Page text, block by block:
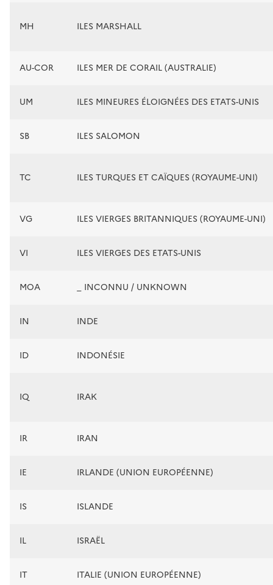
MH ILES MARSHALL
AU-COR ILES MER DE CORAIL (AUSTRALIE)
UM ILES MINEURES ÉLOIGNÉES DES ETATS-UNIS
SB ILES SALOMON
TC ILES TURQUES ET CAÏQUES (ROYAUME-UNI)
VG ILES VIERGES BRITANNIQUES (ROYAUME-UNI)
VI ILES VIERGES DES ETATS-UNIS
MOA _ INCONNU / UNKNOWN
IN INDE
ID INDONÉSIE
IQ IRAK
IR IRAN
IE IRLANDE (UNION EUROPÉENNE)
IS ISLANDE
IL ISRAËL
IT ITALIE (UNION EUROPÉENNE)